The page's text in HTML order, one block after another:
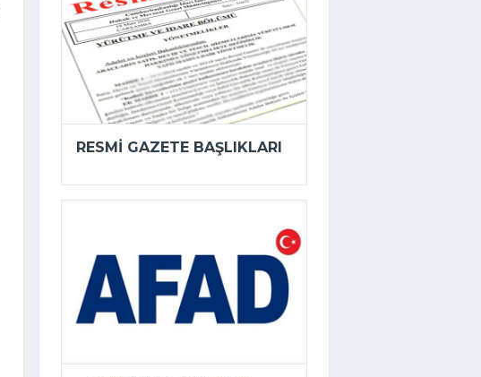
RESMI GAZETE BAŞLIKLARI